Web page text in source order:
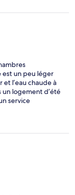
un transit.
est un peu léger
l’eau chaude à
un logement d’été
service
de consigne que
Check out.